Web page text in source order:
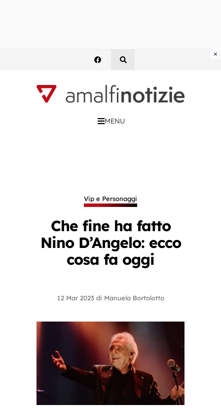
MENU
Vip e Personaggi
Che fine ha fatto
Nino D’Angelo: ecco
cosa fa oggi
12 Mar 2023 di Manuela Bortolotto
×